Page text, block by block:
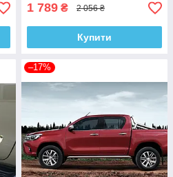
1 789 ₴ 2 056 ₴
Купити
–17%